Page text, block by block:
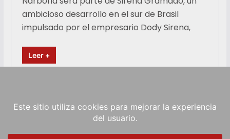
ambicioso desarrollo en el sur de Brasil
impulsado por el empresario Dody Sirena,
Leer +